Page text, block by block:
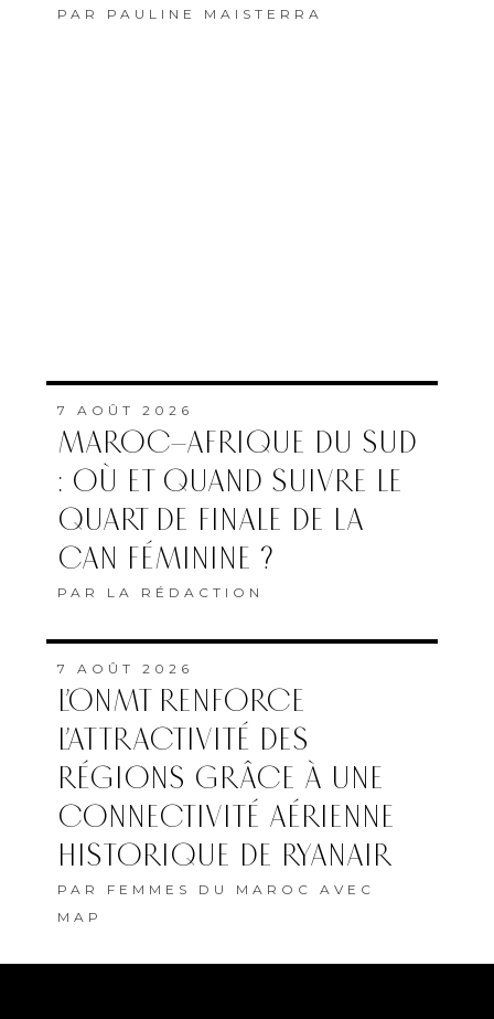
PAR PAULINE MAISTERRA
7 AOÛT 2026
MAROC–AFRIQUE DU SUD
: OÙ ET QUAND SUIVRE LE
QUART DE FINALE DE LA
CAN FÉMININE ?
PAR LA RÉDACTION
7 AOÛT 2026
L’ONMT RENFORCE
L’ATTRACTIVITÉ DES
RÉGIONS GRÂCE À UNE
CONNECTIVITÉ AÉRIENNE
HISTORIQUE DE RYANAIR
PAR FEMMES DU MAROC AVEC
MAP